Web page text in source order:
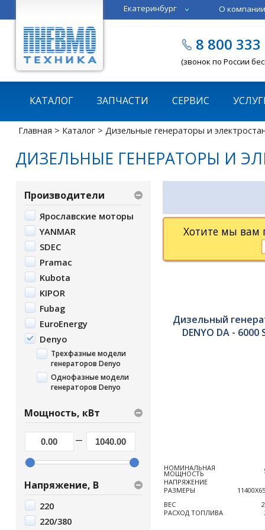
Екатеринбург
О
8 800
(звонок по России
КАТАЛОГ ЗАПЧАСТИ СЕРВИС
Главная > Каталог >Дизельные генераторы и
ДИЗЕЛЬНЫЕ ГЕНЕРАТОРЫ И
Производители
Ярославские моторы
YANMAR
SDEC
Pramac
Kubota
KIPOR
Fubag
EuroEnergy
Denyo
Трехфазные модели
генераторов Denyo
Однофазные модели
генераторов Denyo
Мощность, кВт
—
Напряжение, В
220
220/380
Хотите мы вам
Дизельный
DENYO DA - 6000
НОМИНАЛЬНАЯ
МОЩНОСТЬ
НАПРЯЖЕНИЕ
РАЗМЕРЫ
ВЕС
РАСХОД ТОПЛИВА